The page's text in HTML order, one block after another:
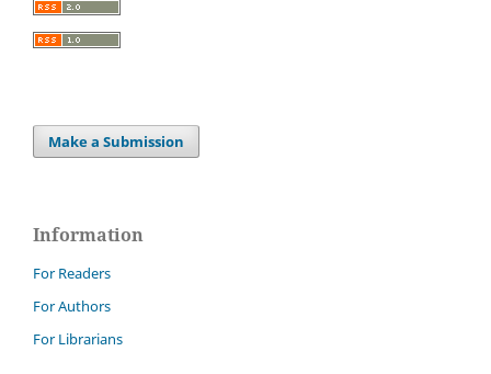
Make a Submission
Information
For Readers
For Authors
For Librarians